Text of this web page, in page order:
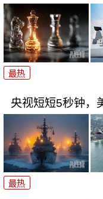
最热
央视短短5秒钟，
最热